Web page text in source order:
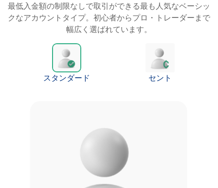
最低入金額の制限なしで取引ができる最も人気なベーシッ
クなアカウントタイプ。初心者からプロ・トレーダーまで
幅広く選ばれています。
スタンダード セント